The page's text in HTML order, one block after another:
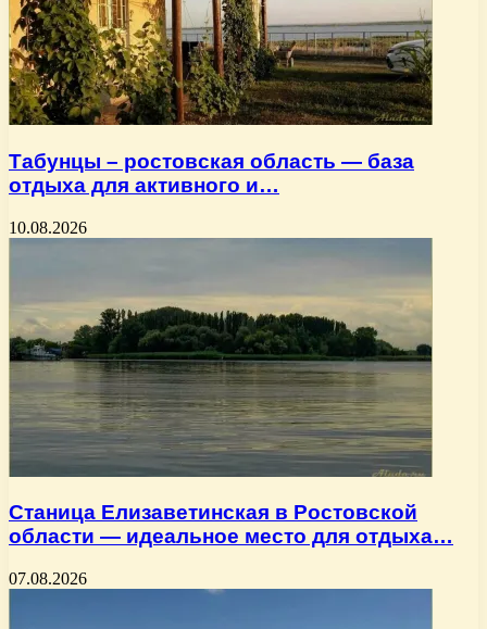
Табунцы – ростовская область — база
отдыха для активного и…
10.08.2026
Станица Елизаветинская в Ростовской
области — идеальное место для отдыха…
07.08.2026